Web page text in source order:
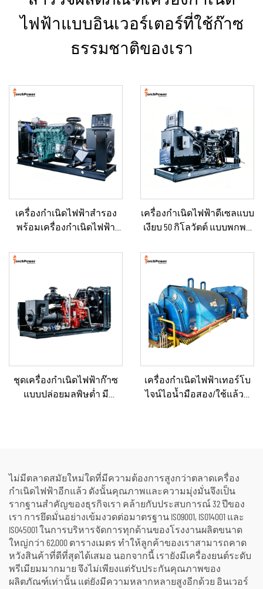
ไฟฟ้าแบบอินเวอร์เตอร์ที่ใช้ก๊าซ
ธรรมชาติของเรา
เครื่องกำเนิดไฟฟ้าสำรอง
พร้อมเครื่องกำเนิดไฟฟ้า
อาศัยและสถานที่ก่อสร้าง
เครื่องกำเนิดไฟฟ้าดีเซลแบบ
เงียบ 50 กิโลวัตต์ แบบพกพา
สำหรับงานก่อสร้างกลาง
ชุดเครื่องกำเนิดไฟฟ้าก๊าซ
แบบปล่อยมลพิษต่ำ มี
เครื่องกำเนิดไฟฟ้าเทอร์โบ
ไจน์ไอน้ำมือสอง/ใช้แล้วที่
ไม่มีตลาดสมัยใหม่ใดที่มีความต้องการสูงกว่าตลาดเครื่อง
กำเนิดไฟฟ้าอีกแล้ว ดังนั้นคุณภาพและความมุ่งมั่นจึงเป็น
รากฐานสำคัญของธุรกิจเรา คล้ายกับประสบการณ์ 32 ปีของ
เรา การยึดมั่นอย่างเข้มงวดต่อมาตรฐาน ISO9001, ISO14001 และ
ISO45001 ในการบริหารจัดการทุกด้านของโรงงานผลิตขนาด
ใหญ่กว่า 62,000 ตารางเมตร ทำให้ลูกค้าของเราสามารถคาด
หวังสินค้าที่ดีที่สุดได้เสมอ นอกจากนี้ เรายังมีเครื่องยนต์ระดับ
พรีเมียมมากมาย จึงไม่เพียงแต่รับประกันคุณภาพของ
ผลิตภัณฑ์เท่านั้น แต่ยังมีความหลากหลายสูงอีกด้วย อินเวอร์